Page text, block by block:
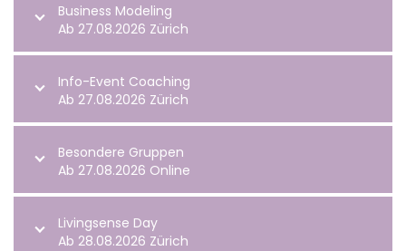
Business Modeling
Ab 27.08.2026 Zürich
Info-Event Coaching
Ab 27.08.2026 Zürich
Besondere Gruppen
Ab 27.08.2026 Online
Livingsense Day
Ab 28.08.2026 Zürich